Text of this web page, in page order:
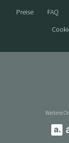
Preise FAQ
Weitere